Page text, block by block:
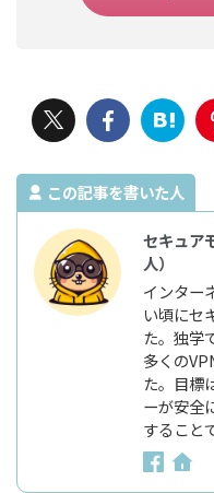
この記事を書いた人
セキュア
人）
インター
い頃にセ
た。独学
多くの
た。目標
ーが安全
すること